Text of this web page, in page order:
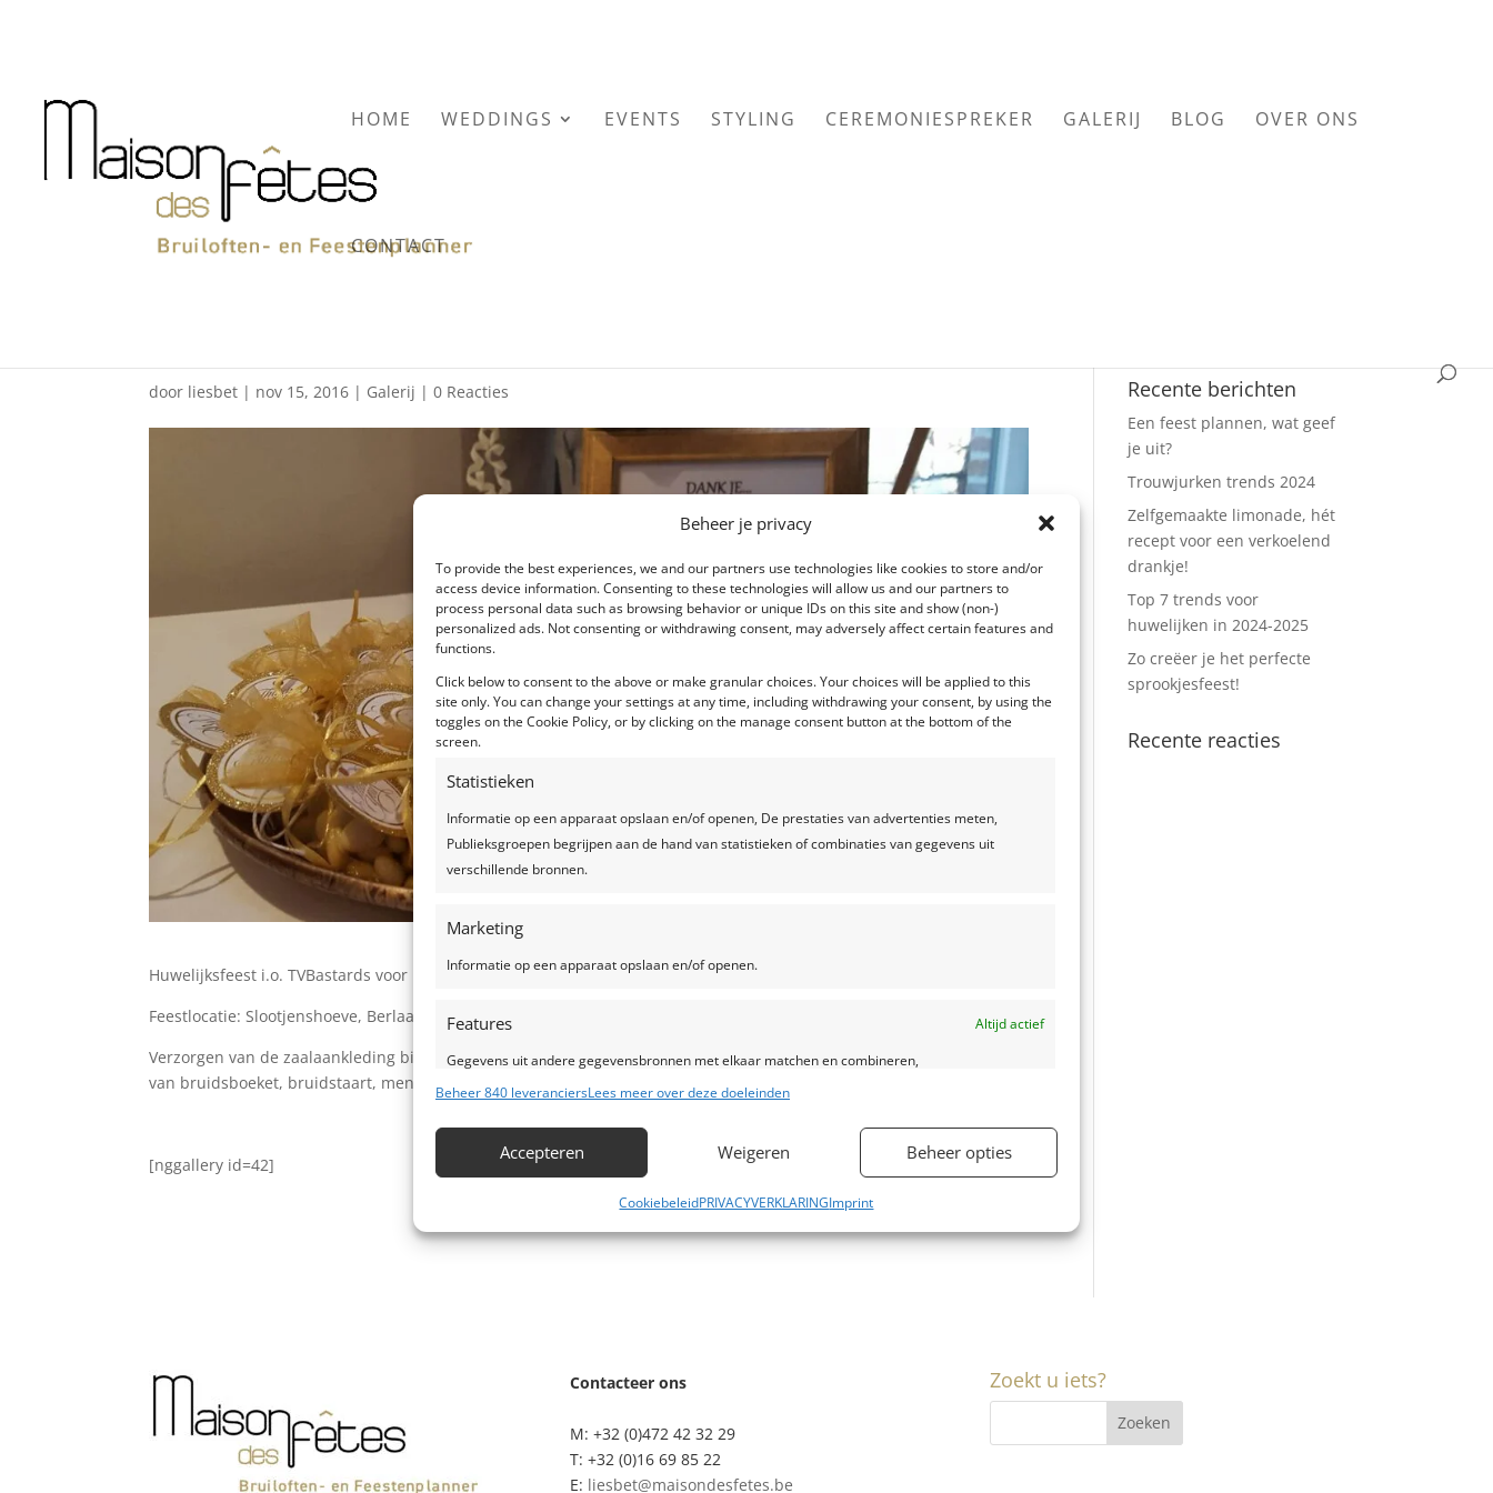
Beheer je privacy
To provide the best experiences, we and our partners use technologies like cookies to store and/or
access device information. Consenting to these technologies will allow us and our partners to
process personal data such as browsing behavior or unique IDs on this site and show (non-)
personalized ads. Not consenting or withdrawing consent, may adversely affect certain features and
functions.
Click below to consent to the above or make granular choices. Your choices will be applied to this
site only. You can change your settings at any time, including withdrawing your consent, by using the
toggles on the Cookie Policy, or by clicking on the manage consent button at the bottom of the
screen.
Statistieken
Informatie op een apparaat opslaan en/of openen, De prestaties van advertenties meten,
Publieksgroepen begrijpen aan de hand van statistieken of combinaties van gegevens uit
verschillende bronnen.
Marketing
Informatie op een apparaat opslaan en/of openen.
Features
Altijd actief
Gegevens uit andere gegevensbronnen met elkaar matchen en combineren,
Verschillende apparaten linken, Apparaten identificeren op basis van automatisch
Zorg dragen voor beveiliging, fraude voorkomen en detecteren en
fouten opsporen, Advertenties en content leveren en tonen.
Altijd actief
Beheer 840 leveranciersLees meer over deze doeleinden
Accepteren Weigeren Beheer opties
CookiebeleidPRIVACYVERKLARINGImprint
HOME WEDDINGS EVENTS STYLING CEREMONIESPREKER GALERIJ BLOG OVER ONS
CONTACT
door liesbet | nov 15, 2016 | Galerij |0 Reacties
Huwelijksfeest i.o. TVBastards voor het VTM Programma Blind Getrouwd Seizoen 2
Feestlocatie: Slootjenshoeve, Berlaar
Verzorgen van de zaalaankleding binnen het thema “Classic Chic” met hoofdtonen goud, zwart en wit, alsook
van bruidsboeket, bruidstaart, menukaarten, uitnodigingen en photobooth.
[nggallery id=42]
Recente berichten
Een feest plannen, wat geef
je uit?
Trouwjurken trends 2024
Zelfgemaakte limonade, hét
recept voor een verkoelend
drankje!
Top 7 trends voor
huwelijken in 2024-2025
Zo creëer je het perfecte
sprookjesfeest!
Recente reacties
Contacteer ons
M: +32 (0)472 42 32 29
T: +32 (0)16 69 85 22
E: liesbet@maisondesfetes.be
Zoekt u iets?